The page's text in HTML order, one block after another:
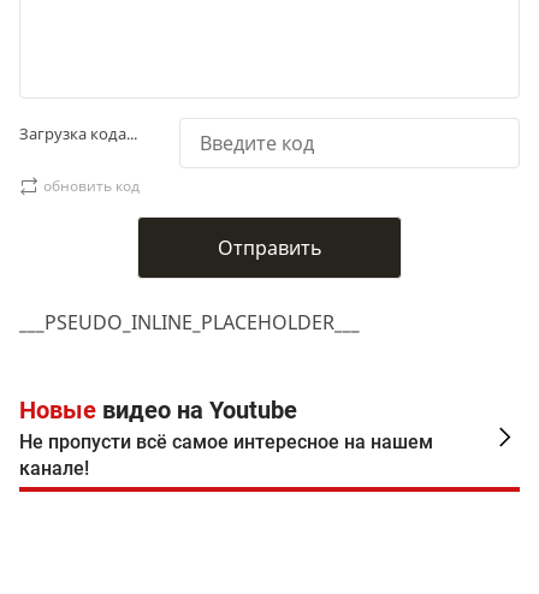
___PSEUDO_INLINE_PLACEHOLDER___
Загрузка кода...
обновить код
Новые видео на Youtube
Не пропусти всё самое интересное на нашем
канале!